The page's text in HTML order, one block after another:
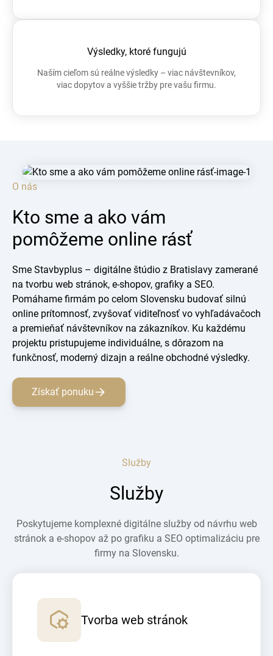
Výsledky, ktoré fungujú
Naším cieľom sú reálne výsledky – viac návštevníkov,
viac dopytov a vyššie tržby pre vašu firmu.
O nás
Kto sme a ako vám
pomôžeme online rásť
Sme Stavbyplus – digitálne štúdio z Bratislavy zamerané
na tvorbu web stránok, e-shopov, grafiky a SEO.
Pomáhame firmám po celom Slovensku budovať silnú
online prítomnosť, zvyšovať viditeľnosť vo vyhľadávačoch
a premieňať návštevníkov na zákazníkov. Ku každému
projektu pristupujeme individuálne, s dôrazom na
funkčnosť, moderný dizajn a reálne obchodné výsledky.
Získať ponuku
Služby
Služby
Poskytujeme komplexné digitálne služby od návrhu web
stránok a e-shopov až po grafiku a SEO optimalizáciu pre
firmy na Slovensku.
Tvorba web stránok